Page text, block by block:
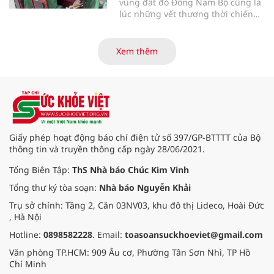
lúc những vết thương thời chiến
binh và người có công Long Đất
đem đến hơi ấm từ những phương
pháp Nam y thuần Việt, giúp xoa
dịu cơn đau và nâng cao sức khỏe
cho các cựu chiến binh trước sự
thay đổi đột ngột của thời tiết.
Xem thêm
Giấy phép hoạt động báo chí điện tử số 397/GP-BTTTT của Bộ
thông tin và truyền thông cấp ngày 28/06/2021.
Tổng Biên Tập: ThS Nhà báo Chúc Kim Vinh
Tổng thư ký tòa soạn: Nhà báo Nguyễn Khải
Trụ sở chính: Tầng 2, Căn 03NV03, khu đô thị Lideco, Hoài Đức
, Hà Nội
Hotline: 0898582228. Email: toasoansuckhoeviet@gmail.com
Văn phòng TP.HCM: 909 Âu cơ, Phường Tân Sơn Nhì, TP Hồ
Chí Minh